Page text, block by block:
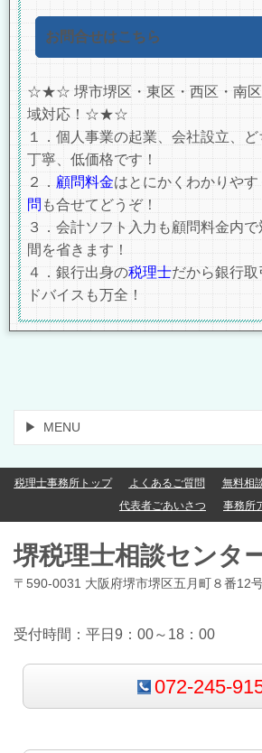
お問合せはこちら
☆★☆ 堺市堺区・東区・西区・南区
域対応！☆★☆
１．個人事業の起業、会社設立、
丁寧、低価格です！
２． 顧問料金はとにかくわかりやす
問 も合せてどうぞ！
３．会計ソフト入力も顧問料金内
間を省きます！
４．銀行出身の税理士だから銀行
ドバイスも万全！
MENU
税理士事務所トップ よくあるご質問 無料相
代表者ごあいさつ
事務所
堺税理士相談センタ
〒590-0031 大阪府堺市堺区五月町８番12
受付時間：平日9：00～18：00
072-245-